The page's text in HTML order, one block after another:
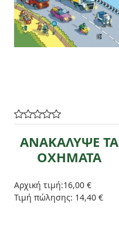
ΑΝΑΚΑΛΥΨΕ ΤΑ
ΟΧΗΜΑΤΑ
Αρχική τιμή:16,00 €
Τιμή πώλησης: 14,40 €